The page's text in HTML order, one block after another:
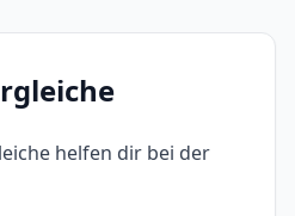
helfen dir bei der